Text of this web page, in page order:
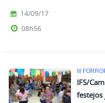
14/09/17
08h56
III
IFS/